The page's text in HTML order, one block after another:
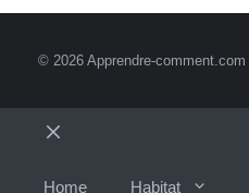
© 2026 Apprendre-comment.com
Home
Habitat